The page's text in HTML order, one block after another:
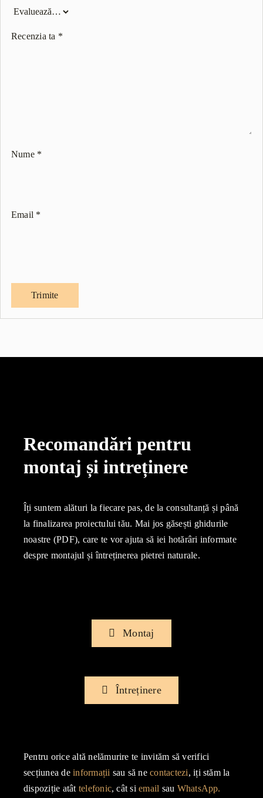
Recenzia ta *
Nume *
Email *
Recomandări pentru
montaj și intreținere
Îți suntem alături la fiecare pas, de la consultanță și până
la finalizarea proiectului tău. Mai jos găsești ghidurile
noastre (PDF), care te vor ajuta să iei hotărâri informate
despre montajul și întreținerea pietrei naturale.
Montaj
Întreținere
Pentru orice altă nelămurire te invităm să verifici
secțiunea deinformații sau să necontactezi, iți stăm la
dispoziție atât telefonic, cât siemail sau WhatsApp.